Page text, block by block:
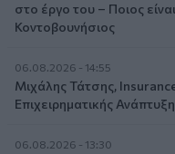
στο έργο του – Ποιος
Κοντοβουνήσιος
06.08.2026 - 14:55
Μιχάλης Τάτσης,
Επιχειρηματικής
06.08.2026 - 13:30